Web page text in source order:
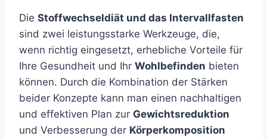
Die Stoffwechseldiät und das Intervallfasten
sind zwei leistungsstarke Werkzeuge, die,
wenn richtig eingesetzt, erhebliche Vorteile für
Ihre Gesundheit und Ihr Wohlbefinden bieten
können. Durch die Kombination der Stärken
beider Konzepte kann man einen nachhaltigen
und effektiven Plan zur Gewichtsreduktion
und Verbesserung der Körperkomposition